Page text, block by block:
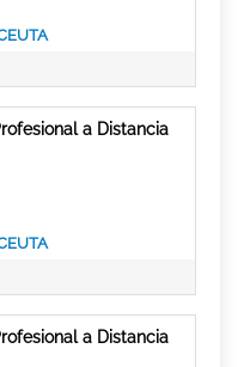
a Distancia
a Distancia